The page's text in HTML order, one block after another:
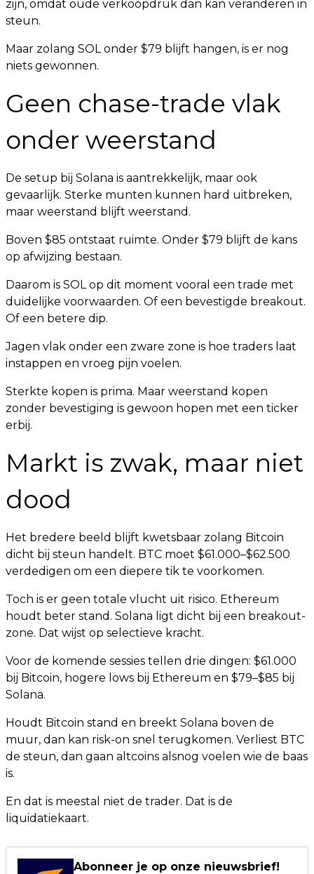
zijn, omdat oude verkoopdruk dan kan veranderen in
steun.
Maar zolang SOL onder $79 blijft hangen, is er nog
niets gewonnen.
Geen chase-trade vlak
onder weerstand
De setup bij Solana is aantrekkelijk, maar ook
gevaarlijk. Sterke munten kunnen hard uitbreken,
maar weerstand blijft weerstand.
Boven $85 ontstaat ruimte. Onder $79 blijft de kans
op afwijzing bestaan.
Daarom is SOL op dit moment vooral een trade met
duidelijke voorwaarden. Of een bevestigde breakout.
Of een betere dip.
Jagen vlak onder een zware zone is hoe traders laat
instappen en vroeg pijn voelen.
Sterkte kopen is prima. Maar weerstand kopen
zonder bevestiging is gewoon hopen met een ticker
erbij.
Markt is zwak, maar niet
dood
Het bredere beeld blijft kwetsbaar zolang Bitcoin
dicht bij steun handelt. BTC moet $61.000–$62.500
verdedigen om een diepere tik te voorkomen.
Toch is er geen totale vlucht uit risico. Ethereum
houdt beter stand. Solana ligt dicht bij een breakout-
zone. Dat wijst op selectieve kracht.
Voor de komende sessies tellen drie dingen: $61.000
bij Bitcoin, hogere lows bij Ethereum en $79–$85 bij
Solana.
Houdt Bitcoin stand en breekt Solana boven de
muur, dan kan risk-on snel terugkomen. Verliest BTC
de steun, dan gaan altcoins alsnog voelen wie de baas
is.
En dat is meestal niet de trader. Dat is de
liquidatiekaart.
Abonneer je op onze nieuwsbrief!